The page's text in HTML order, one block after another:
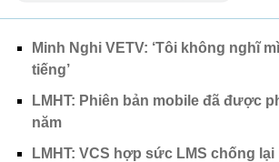
Minh Nghi VETV: ‘Tôi không nghĩ
tiếng’
LMHT: Phiên bản mobile đã được
năm
LMHT: VCS hợp sức LMS chống